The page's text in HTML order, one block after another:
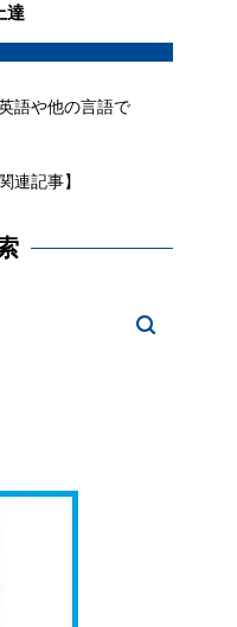
達
語や他の言語で
連記事】